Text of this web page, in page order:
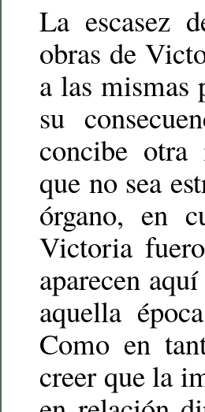
La escasez
obras de
a las mismas
su
concibe otra
que no sea
órgano, en
Victoria
aparecen
aquella
Como en
creer que la